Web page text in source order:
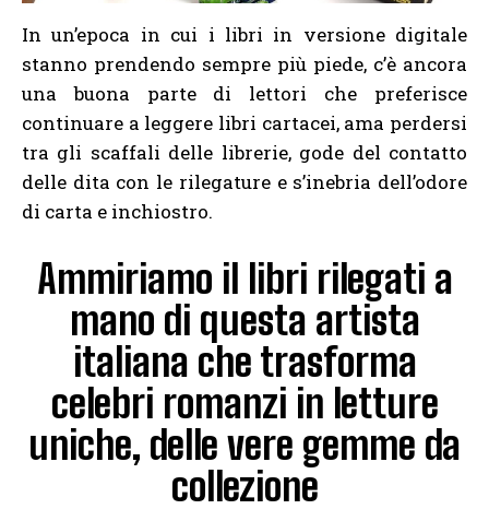
In un’epoca in cui i libri in versione digitale
stanno prendendo sempre più piede, c’è ancora
una buona parte di lettori che preferisce
continuare a leggere libri cartacei, ama perdersi
tra gli scaffali delle librerie, gode del contatto
delle dita con le rilegature e s’inebria dell’odore
di carta e inchiostro.
Ammiriamo il libri rilegati a
mano di questa artista
italiana che trasforma
celebri romanzi in letture
uniche, delle vere gemme da
collezione